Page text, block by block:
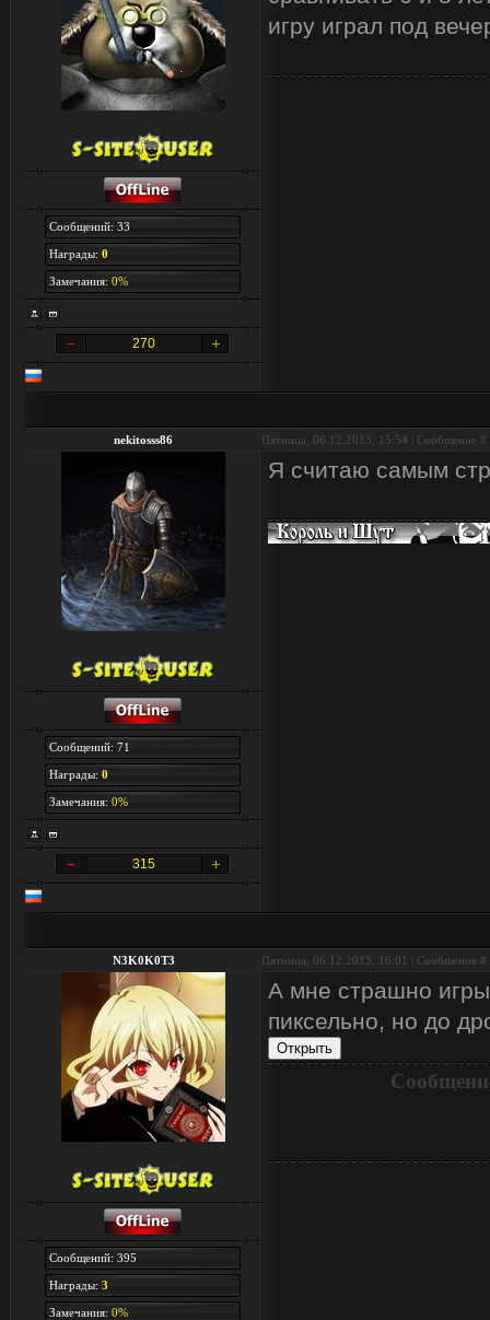
Сообщений: 33
Награды: 0
Замечания: 0%
270
игру играл под
nekitosss86 Пятница, 06.12.2013, 15:54 | Сообщение #
Сообщений: 71
Награды: 0
Замечания: 0%
315
Я считаю самым
N3K0K0T3 Пятница, 06.12.2013, 16:01 | Сообщение #
Сообщений: 395
Награды: 3
Замечания: 0%
А мне страшно
пиксельно, но до